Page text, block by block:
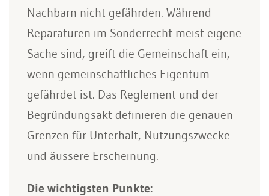
Nachbarn nicht gefährden. Während
Reparaturen im Sonderrecht meist eigene
Sache sind, greift die Gemeinschaft ein,
wenn gemeinschaftliches Eigentum
gefährdet ist. Das Reglement und der
Begründungsakt definieren die genauen
Grenzen für Unterhalt, Nutzungszwecke
und äussere Erscheinung.
Die wichtigsten Punkte: